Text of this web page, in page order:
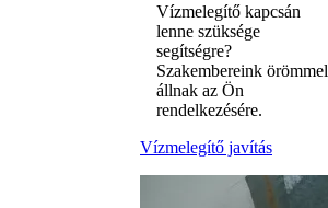
Vízmelegítő kapcsán
lenne szüksége
segítségre?
Szakembereink örömmel
állnak az Ön
rendelkezésére.
Vízmelegítő javítás